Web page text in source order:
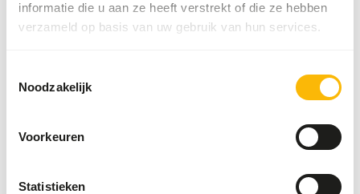
informatie die u aan ze heeft verstrekt of die ze hebben
verzameld op basis van uw gebruik van hun services.
Noodzakelijk
Voorkeuren
Statistieken